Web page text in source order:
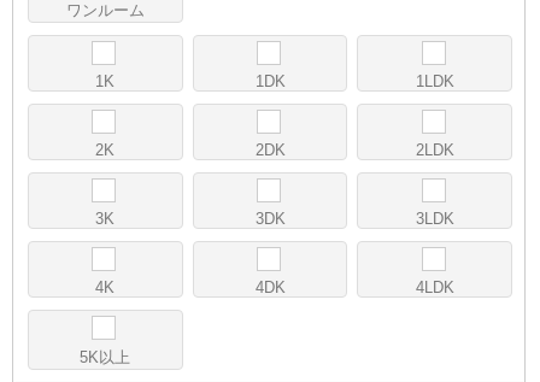
ワンルーム
1K 1DK 1LDK
2K 2DK 2LDK
3K 3DK 3LDK
4K 4DK 4LDK
5K以上